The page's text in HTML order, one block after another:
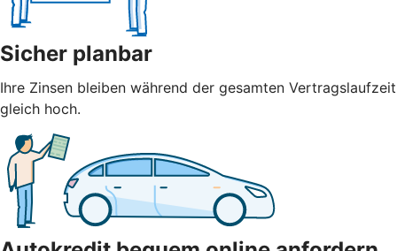
Sicher planbar
Ihre Zinsen bleiben während der gesamten Vertragslaufzeit
gleich hoch.